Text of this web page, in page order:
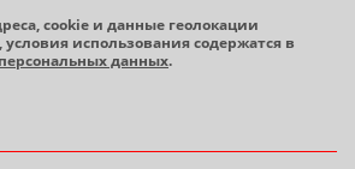
cookie и данные геолокации
использования содержатся в
данных.